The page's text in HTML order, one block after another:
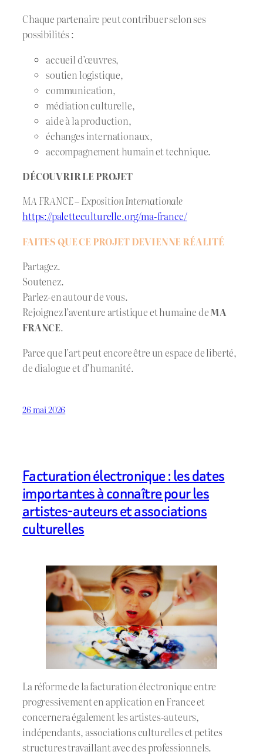
Chaque partenaire peut contribuer selon ses
possibilités :
accueil d’œuvres,
soutien logistique,
communication,
médiation culturelle,
aide à la production,
échanges internationaux,
accompagnement humain et technique.
DÉCOUVRIR LE PROJET
MA FRANCE – Exposition Internationale
https://paletteculturelle.org/ma-france/
FAITES QUE CE PROJET DEVIENNE RÉALITÉ
Partagez.
Soutenez.
Parlez-en autour de vous.
Rejoignez l’aventure artistique et humaine deMA
FRANCE.
Parce que l’art peut encore être un espace de liberté,
de dialogue et d’humanité.
26 mai 2026
Facturation électronique : les dates
importantes à connaître pour les
artistes-auteurs et associations
culturelles
La réforme de la facturation électronique entre
progressivement en application en France et
concernera également les artistes-auteurs,
indépendants, associations culturelles et petites
structures travaillant avec des professionnels.